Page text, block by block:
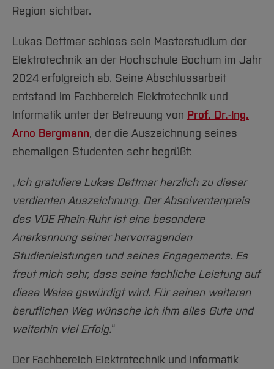
Region sichtbar.
Lukas Dettmar schloss sein Masterstudium der
Elektrotechnik an der Hochschule Bochum im Jahr
2024 erfolgreich ab. Seine Abschlussarbeit
entstand im Fachbereich Elektrotechnik und
Informatik unter der Betreuung von Prof. Dr.-Ing.
Arno Bergmann, der die Auszeichnung seines
ehemaligen Studenten sehr begrüßt:
„Ich gratuliere Lukas Dettmar herzlich zu dieser
verdienten Auszeichnung. Der Absolventenpreis
des VDE Rhein-Ruhr ist eine besondere
Anerkennung seiner hervorragenden
Studienleistungen und seines Engagements. Es
freut mich sehr, dass seine fachliche Leistung auf
diese Weise gewürdigt wird. Für seinen weiteren
beruflichen Weg wünsche ich ihm alles Gute und
weiterhin viel Erfolg.“
Der Fachbereich Elektrotechnik und Informatik